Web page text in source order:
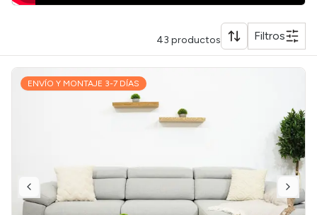
43 productos Filtros
ENVÍO Y MONTAJE 3-7 DÍAS